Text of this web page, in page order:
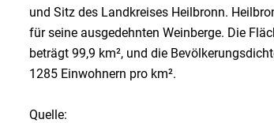
und Sitz des Landkreises Heilbronn.
für seine ausgedehnten Weinberge. Die
beträgt 99,9 km², und die
1285 Einwohnern pro km².
Quelle: